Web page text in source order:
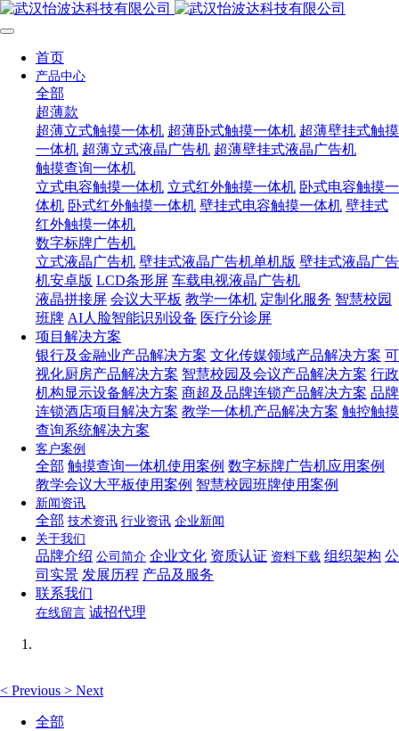
首页
产品中心
全部
超薄款
超薄立式触摸一体机 超薄卧式触摸一体机 超薄壁挂式触摸
一体机 超薄立式液晶广告机 超薄壁挂式液晶广告机
触摸查询一体机
立式电容触摸一体机 立式红外触摸一体机 卧式电容触摸一
体机 卧式红外触摸一体机 壁挂式电容触摸一体机 壁挂式
红外触摸一体机
数字标牌广告机
立式液晶广告机 壁挂式液晶广告机单机版 壁挂式液晶广告
机安卓版 LCD条形屏 车载电视液晶广告机
液晶拼接屏 会议大平板 教学一体机 定制化服务 智慧校园
班牌 AI人脸智能识别设备 医疗分诊屏
项目解决方案
银行及金融业产品解决方案 文化传媒领域产品解决方案 可
视化厨房产品解决方案 智慧校园及会议产品解决方案 行政
机构显示设备解决方案 商超及品牌连锁产品解决方案 品牌
连锁酒店项目解决方案 教学一体机产品解决方案 触控触摸
查询系统解决方案
客户案例
全部 触摸查询一体机使用案例 数字标牌广告机应用案例
教学会议大平板使用案例 智慧校园班牌使用案例
新闻资讯
全部 技术资讯 行业资讯 企业新闻
关于我们
品牌介绍 公司简介 企业文化 资质认证 资料下载 组织架构 公
司实景 发展历程 产品及服务
联系我们
在线留言 诚招代理
< Previous > Next
全部